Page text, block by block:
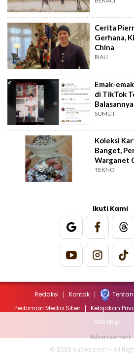
Cerita
Gerhana,
China
RIAU
Emak-
di TikTok
SUMUT
Koleksi
Banget,
Warganet
TEKNO
Ikuti Kami
Redaksi Kontak
Pedoman Media Siber
Kebijakan
Site Map
© 2026 suara.com - All